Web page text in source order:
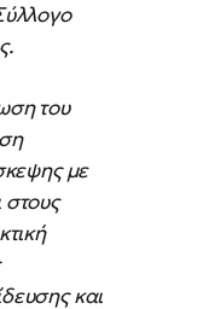
του
με
και